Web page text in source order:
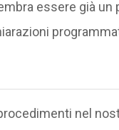
essere già un
nel